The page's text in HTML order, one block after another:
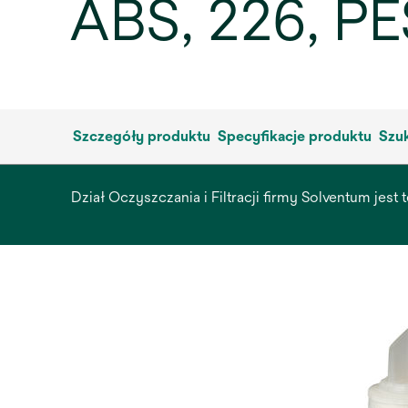
ABS, 226,
Szczegóły produktu Specyfikacje produktu
Dział Oczyszczania i Filtracji firmy Solventum